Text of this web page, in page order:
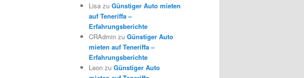
Lisa zu Günstiger Auto mieten
auf Teneriffa –
Erfahrungsberichte
CRAdmin zu Günstiger Auto
mieten auf Teneriffa –
Erfahrungsberichte
Leon zu Günstiger Auto